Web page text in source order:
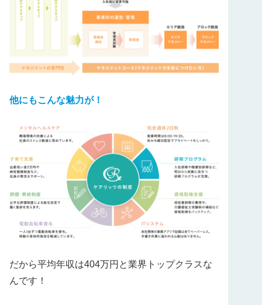
他にもこんな魅力が！
だから平均年収は404万円と業界トップクラスな
んです！